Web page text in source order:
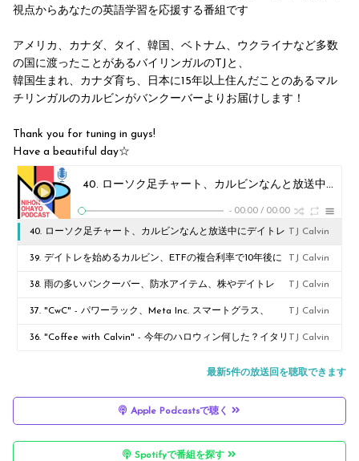
視点からあなたの英語学習を応援する番組です
アメリカ、カナダ、タイ、韓国、ベトナム、ウクライナなど多数
の国に渡ったことがあるバイリンガルのTJと、
韓国生まれ、カナダ育ち、日本に15年以上住んだことのあるマル
チリンガルのカルビンがバンクーバーよりお届けします！
Thank you for tuning in guys!
Have a beautiful day☆
40. ローソク足チャート、カルビンなんと放送中にデイトレで$100儲けを確定（デモアカウントですw）!!
- 00:00 / 00:00
40. ローソク足チャート、カルビンなんと放送中にデイトレ
で$100儲けを確定（デモアカウントですw）!!
TJ Calvin
39. デイトレを始めるカルビン、ETFの複合利率で10年後に
資金が２倍!?
TJ Calvin
38. 雨の多いバンクーバー、防水アイテム、株やデイトレ TJ Calvin
37. "CwC" - パワーラック、Meta Inc. スマートグラス、
Metaverse, 中国の「996カルチャー」とは？
TJ Calvin
36. "Coffee with Calvin" - 今年のハロウィン何した？イタリ TJ Calvin
最新5件の放送回を聴取できます
Apple Podcastsで聴く
Spotifyで番組を探す